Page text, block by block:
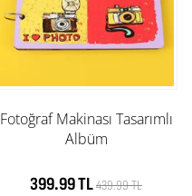
Fotoğraf Makinası Tasarımlı
Albüm
399.99 TL439.99 TL